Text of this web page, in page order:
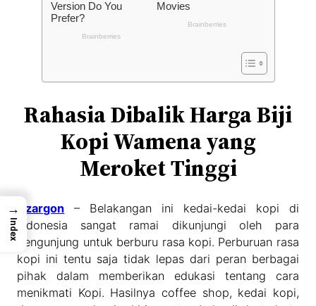
Rahasia Dibalik Harga Biji
Kopi Wamena yang
Meroket Tinggi
Dzargon – Belakangan ini kedai-kedai kopi di
Indonesia sangat ramai dikunjungi oleh para
pengunjung untuk berburu rasa kopi. Perburuan rasa
kopi ini tentu saja tidak lepas dari peran berbagai
pihak dalam memberikan edukasi tentang cara
menikmati Kopi. Hasilnya coffee shop, kedai kopi,
→
Index